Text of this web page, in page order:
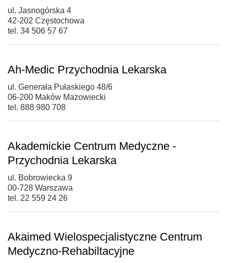
ul. Jasnogórska 4
42-202 Częstochowa
tel. 34 506 57 67
Ah-Medic Przychodnia Lekarska
ul. Generała Pułaskiego 48/6
06-200 Maków Mazowiecki
tel. 888 980 708
Akademickie Centrum Medyczne -
Przychodnia Lekarska
ul. Bobrowiecka 9
00-728 Warszawa
tel. 22 559 24 26
Akaimed Wielospecjalistyczne Centrum
Medyczno-Rehabiltacyjne